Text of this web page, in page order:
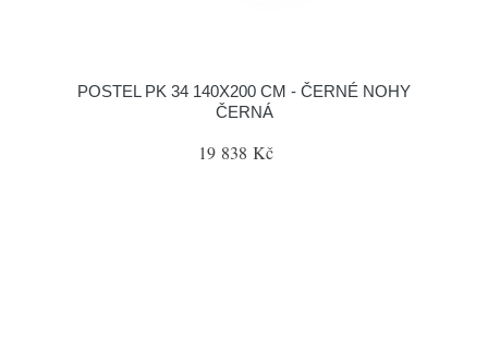
POSTEL PK 34 140X200 CM - ČERNÉ NOHY
ČERNÁ
19 838 Kč